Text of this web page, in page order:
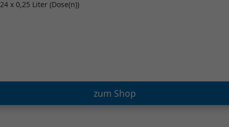
24 x 0,25 Liter (Dose(n))
zum Shop